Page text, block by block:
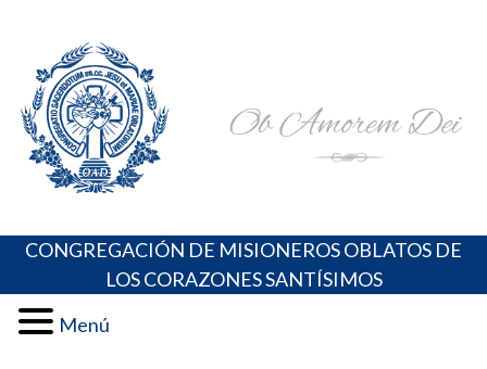
content
Portal de los Padres Oblatos. Advocaciones Marianas,
Oraciones, Música religiosa y más
CONGREGACIÓN DE MISIONEROS OBLATOS DE
LOS CORAZONES SANTÍSIMOS
Menú